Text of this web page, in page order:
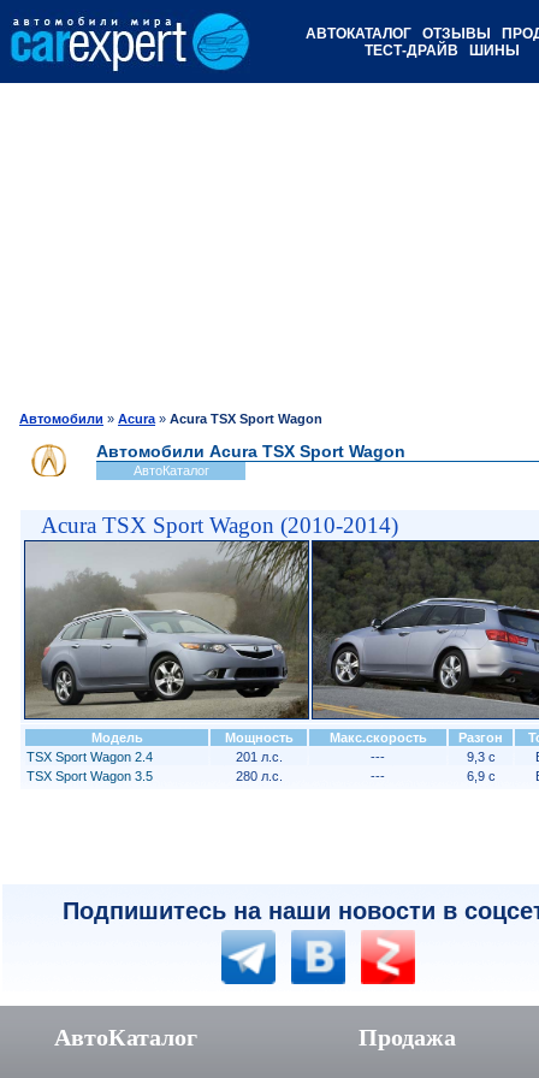
АВТОКАТАЛОГ ОТЗЫВЫ
ТЕСТ-ДРАЙВ
ШИНЫ
Автомобили » Acura » Acura TSX Sport Wagon
Автомобили Acura TSX Sport Wagon
АвтоКаталог
Acura TSX Sport Wagon (2010-2014)
Модель Мощность Макс.скорость Разгон
TSX Sport Wagon 2.4
201 л.с. --- 9,3 с
TSX Sport Wagon 3.5
280 л.с. --- 6,9 с
Подпишитесь на наши новости в
АвтоКаталог Продажа